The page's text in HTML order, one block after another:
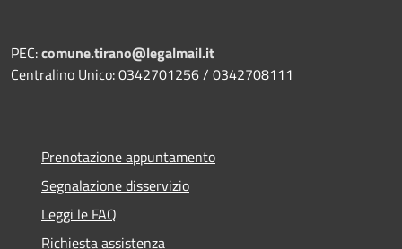
PEC:comune.tirano@legalmail.it
Centralino Unico: 0342701256 / 0342708111
Prenotazione appuntamento
Segnalazione disservizio
Leggi le FAQ
Richiesta assistenza